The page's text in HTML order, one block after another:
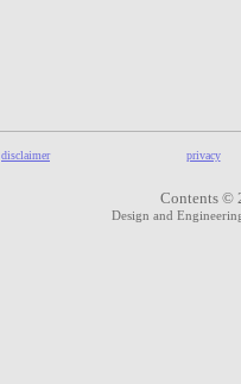
disclaimer privacy
Contents ©
Design and